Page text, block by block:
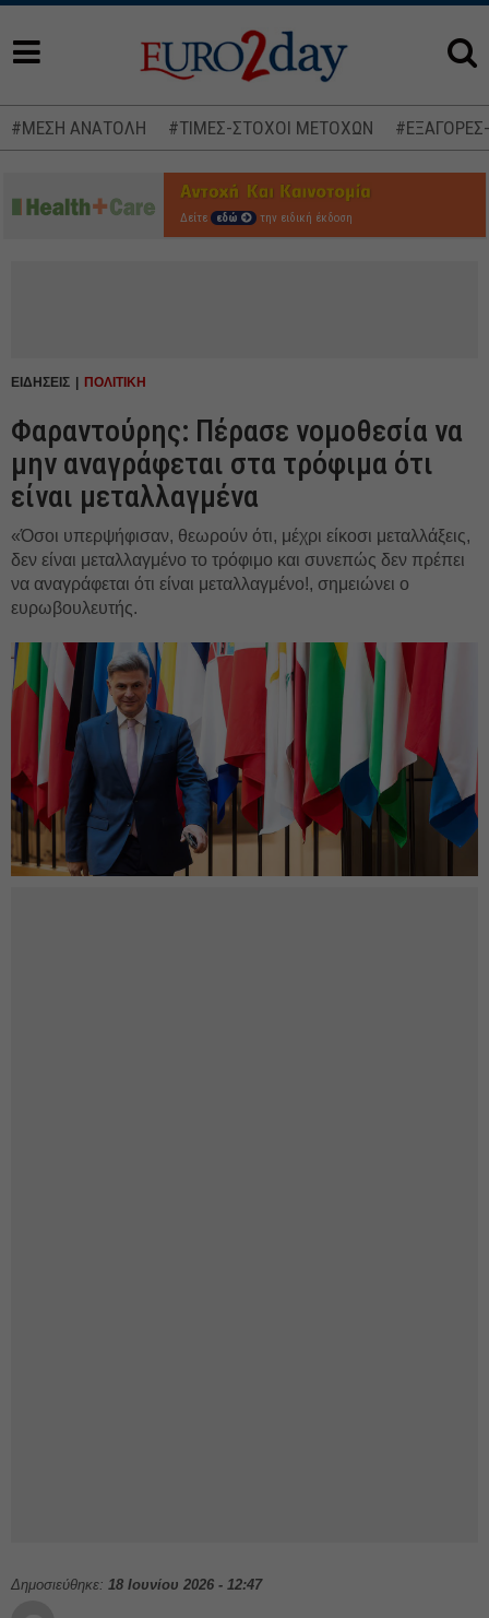
#ΜΕΣΗ ΑΝΑΤΟΛΗ #ΤΙΜΕΣ-ΣΤΟΧΟΙ ΜΕΤΟΧΩΝ
Δείτε εδώ την ειδική έκδοση
ΕΙΔΗΣΕΙΣ ΠΟΛΙΤΙΚΗ
Φαραντούρης: Πέρασε νομοθεσία να
μην αναγράφεται στα τρόφιμα ότι
είναι μεταλλαγμένα
«Όσοι υπερψήφισαν, θεωρούν ότι, μέχρι είκοσι μεταλλάξεις,
δεν είναι μεταλλαγμένο το τρόφιμο και συνεπώς δεν πρέπει
να αναγράφεται ότι είναι μεταλλαγμένο!, σημειώνει ο
ευρωβουλευτής.
Δημοσιεύθηκε: 18 Ιουνίου 2026 - 12:47